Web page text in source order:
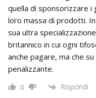
quella di sponsorizzare i
loro massa di prodotti.
sua ultra
britannico in cui ogni
anche pagare, ma che
penalizzante.
0 Rispondi